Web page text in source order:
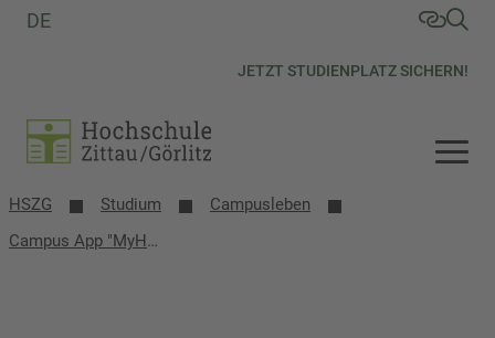
JETZT STUDIENPLATZ SICHERN!
DE
HSZG Studium
Campusleben
Campus App "MyHSZG" & Campus Card